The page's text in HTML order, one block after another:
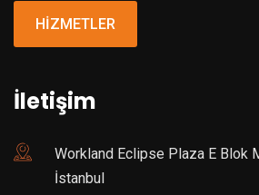
HİZMETLER
İletişim
Workland Eclipse Plaza E Blok
İstanbul